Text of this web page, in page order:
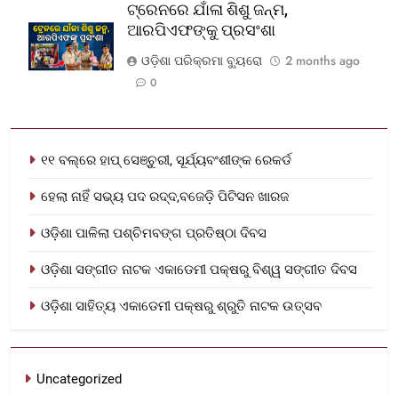
ଟ୍ରେନରେ ଯାଁଳା ଶିଶୁ ଜନ୍ମ,
ଆରପିଏଫଙ୍କୁ ପ୍ରସଂଶା
ଓଡ଼ିଶା ପରିକ୍ରମା ବ୍ୟୁରୋ
2 months ago
0
୧୧ ବଲ୍‌ରେ ହାପ୍ ସେଞ୍ଚୁରୀ, ସୂର୍ଯ୍ୟବଂଶୀଙ୍କ ରେକର୍ଡ
ହେଲା ନାହିଁ ସଭ୍ୟ ପଦ ରଦ୍ଦ,ବଜେଡ଼ି ପିଟିସନ ଖାରଜ
ଓଡ଼ିଶା ପାଳିଲା ପଶ୍ଚିମବଙ୍ଗ ପ୍ରତିଷ୍ଠା ଦିବସ
ଓଡ଼ିଶା ସଙ୍ଗୀତ ନାଟକ ଏକାଡେମୀ ପକ୍ଷରୁ ବିଶ୍ୱ ସଙ୍ଗୀତ ଦିବସ
ଓଡ଼ିଶା ସାହିତ୍ୟ ଏକାଡେମୀ ପକ୍ଷରୁ ଶ୍ରୁତି ନାଟକ ଉତ୍ସବ
Uncategorized